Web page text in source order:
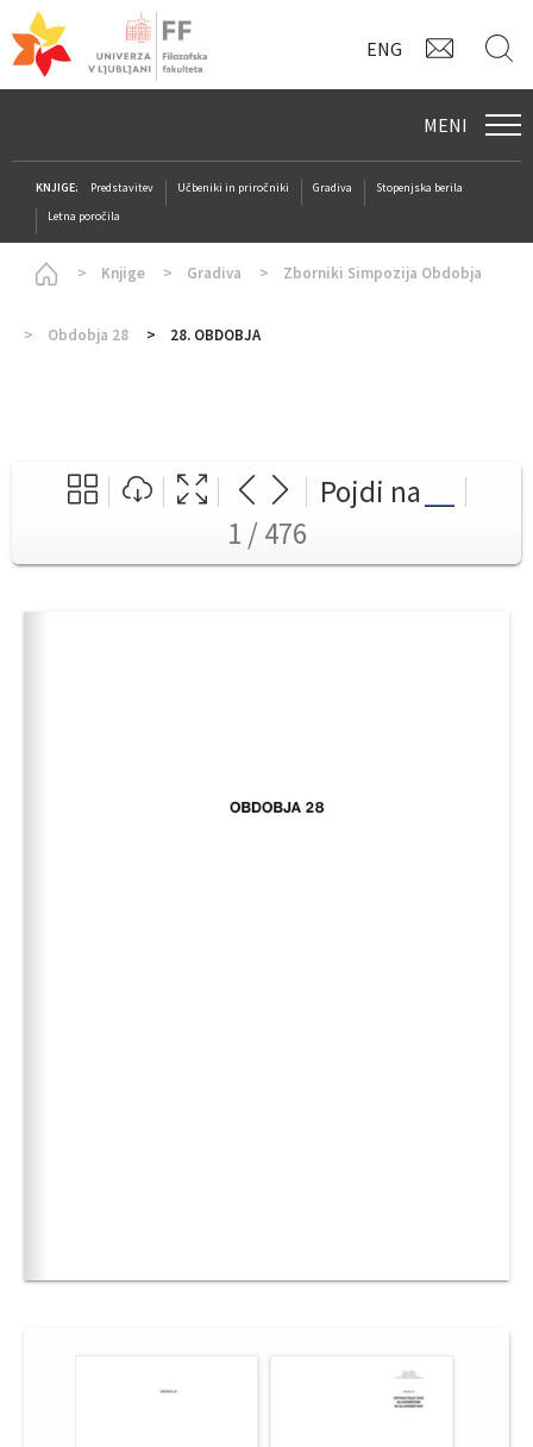
ENG
MENI
KNJIGE: Predstavitev Učbeniki in priročniki Gradiva
Stopenjska berila
Letna poročila
Homepage
Knjige Gradiva Zborniki Simpozija Obdobja
Obdobja 28 28. OBDOBJA
Pojdi na
1 / 476